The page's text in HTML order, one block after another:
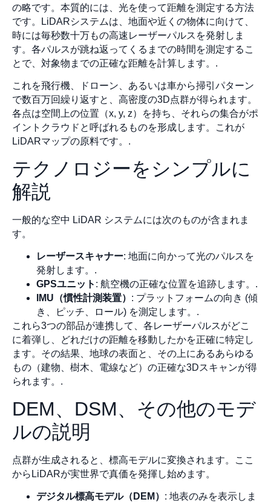
の略です。本質的には、光を使って距離を測定する方法
です。LiDARシステムは、地面や近くの物体に向けて、
時には毎秒数十万もの高速レーザーパルスを発射しま
す。各パルスが跳ね返ってくるまでの時間を測定するこ
とで、対象物までの正確な距離を計算します。.
これを飛行機、ドローン、あるいは車から掃引パターン
で数百万回繰り返すと、高密度の3D点群が得られます。
各点は空間上の位置（x, y, z）を持ち、それらの集合がポ
イントクラウドと呼ばれるものを形成します。これが
LiDARマップの原料です。.
テクノロジーをシンプルに
解説
一般的な空中 LiDAR システムには次のものが含まれま
す。
レーザースキャナー: 地面に向かって光のパルスを
発射します。.
GPSユニット : 航空機の正確な位置を追跡します。.
IMU（慣性計測装置） : プラットフォームの向き (傾
き、ピッチ、ロール) を測定します。.
これら3つの部品が連携して、各レーザーパルスがどこ
に着弾し、どれだけの距離を移動したかを正確に特定し
ます。その結果、地球の表面と、その上にあるあらゆる
もの（建物、樹木、電線など）の正確な3Dスキャンが得
られます。.
DEM、DSM、その他のモデ
ルの説明
点群が生成されると、標高モデルに変換されます。ここ
からLiDARが実世界で真価を発揮し始めます。
デジタル標高モデル（DEM） : 地表のみを表示しま